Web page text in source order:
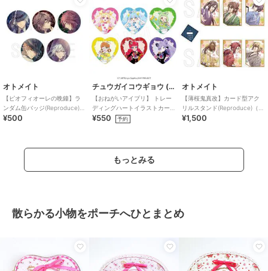
オトメイト
【ピオフィオーレの晩鐘】ラ
ンダム缶バッジ(Reproduce)
（ランダム全5種）
¥500
チュウガイコウギョウ (Chugai Mining)
【おねがいアイプリ】 トレー
ディングハートイラストカー
ド （ランダム全6種）
¥550 予約
オトメイト
【薄桜鬼真改】カード型アク
リルスタンド(Reproduce)（ラ
ンダム全6種）
¥1,500
もっとみる
散らかる小物をポーチへひとまとめ